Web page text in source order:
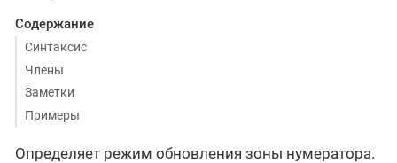
Содержание
Синтаксис
Члены
Заметки
Примеры
Определяет режим обновления зоны нумератора.